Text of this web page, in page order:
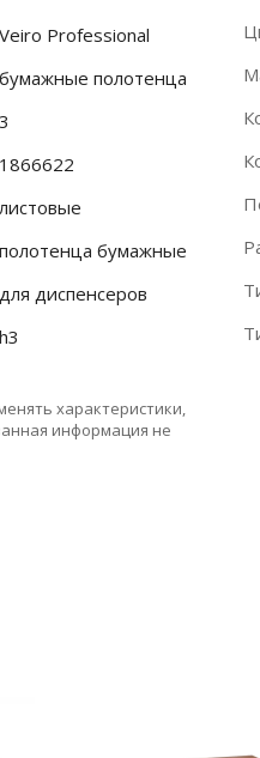
Veiro Professional
бумажные полотенца
3
1866622
листовые
полотенца бумажные
для диспенсеров
h3
характеристики,
информация не